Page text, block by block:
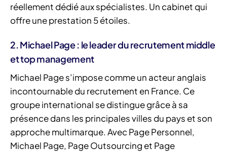
réellement dédié aux spécialistes. Un cabinet qui
offre une prestation 5 étoiles.
2. Michael Page : le leader du recrutement middle
et top management
Michael Page s’impose comme un acteur anglais
incontournable du recrutement en France. Ce
groupe international se distingue grâce à sa
présence dans les principales villes du pays et son
approche multimarque. Avec Page Personnel,
Michael Page, Page Outsourcing et Page